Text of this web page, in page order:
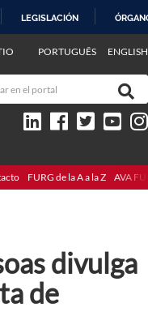
LEGISLACIÓN
PORTUGUÊS ENGLISH
FURG de la A a la Z AVA
divulga
de